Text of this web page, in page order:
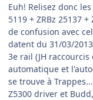
Euh! Relisez donc
5119 + ZRBz 25137
de confusion avec
datent du 31/03/
3e rail (JH
automatique et
se trouve à Trappes...
Z5300 driver et